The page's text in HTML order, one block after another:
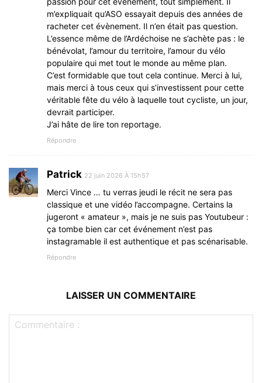
m’expliquait qu’ASO essayait depuis des années de
racheter cet évènement. Il n’en était pas question.
L’essence même de l’Ardéchoise ne s’achète pas : le
bénévolat, l’amour du territoire, l’amour du vélo
populaire qui met tout le monde au même plan.
C’est formidable que tout cela continue. Merci à lui,
mais merci à tous ceux qui s’investissent pour cette
véritable fête du vélo à laquelle tout cycliste, un jour,
devrait participer.
J’ai hâte de lire ton reportage.
Répondre
Patrick 22 juin 2026 À 15h57
Merci Vince … tu verras jeudi le récit ne sera pas
classique et une vidéo l’accompagne. Certains la
jugeront « amateur », mais je ne suis pas Youtubeur :
ça tombe bien car cet événement n’est pas
instagramable il est authentique et pas scénarisable.
Répondre
LAISSER UN COMMENTAIRE